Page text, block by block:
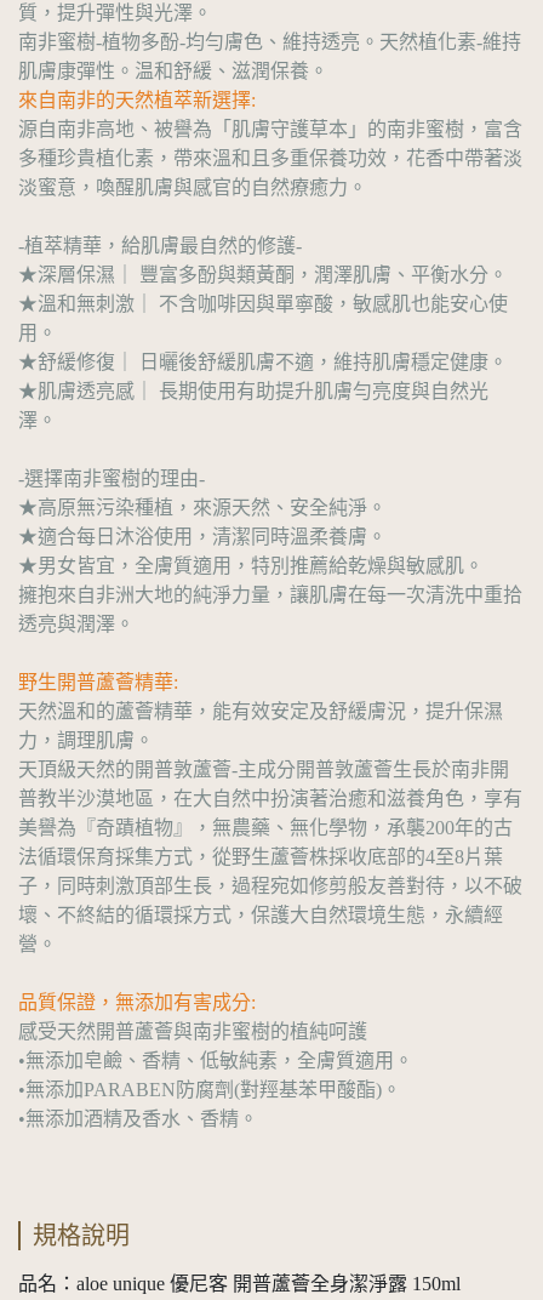
質，提升彈性與光澤。
南非蜜樹-植物多酚-均勻膚色、維持透亮。天然植化素-維持
肌膚康彈性。温和舒緩、滋潤保養。
來自南非的天然植萃新選擇:
源自南非高地、被譽為「肌膚守護草本」的南非蜜樹，富含
多種珍貴植化素，帶來溫和且多重保養功效，花香中帶著淡
淡蜜意，喚醒肌膚與感官的自然療癒力。
-植萃精華，給肌膚最自然的修護-
★深層保濕｜ 豐富多酚與類黃酮，潤澤肌膚、平衡水分。
★溫和無刺激｜ 不含咖啡因與單寧酸，敏感肌也能安心使
用。
★舒緩修復｜ 日曬後舒緩肌膚不適，維持肌膚穩定健康。
★肌膚透亮感｜ 長期使用有助提升肌膚勻亮度與自然光
澤。
-選擇南非蜜樹的理由-
★高原無污染種植，來源天然、安全純淨。
★適合每日沐浴使用，清潔同時溫柔養膚。
★男女皆宜，全膚質適用，特別推薦給乾燥與敏感肌。
擁抱來自非洲大地的純淨力量，讓肌膚在每一次清洗中重拾
透亮與潤澤。
野生開普蘆薈精華:
天然溫和的蘆薈精華，能有效安定及舒緩膚況，提升保濕
力，調理肌膚。
天頂級天然的開普敦蘆薈-主成分開普敦蘆薈生長於南非開
普教半沙漠地區，在大自然中扮演著治癒和滋養角色，享有
美譽為『奇蹟植物』，無農藥、無化學物，承襲200年的古
法循環保育採集方式，從野生蘆薈株採收底部的4至8片葉
子，同時刺激頂部生長，過程宛如修剪般友善對待，以不破
壞、不終結的循環採方式，保護大自然環境生態，永續經
營。
品質保證，無添加有害成分:
感受天然開普蘆薈與南非蜜樹的植純呵護
•無添加皂鹼、香精、低敏純素，全膚質適用。
•無添加PARABEN防腐劑(對羥基苯甲酸酯)。
•無添加酒精及香水、香精。
規格說明
品名：aloe unique 優尼客 開普蘆薈全身潔淨露 150ml